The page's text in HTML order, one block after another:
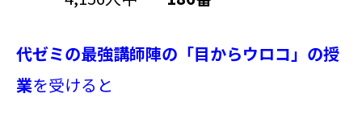
代ゼミの最強講師陣の「目からウロコ」の授
業を受けると